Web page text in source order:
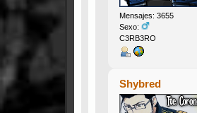
Mensajes: 3655
Sexo:
C3RB3RO
Shybred